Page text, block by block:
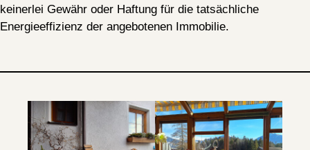
keinerlei Gewähr oder Haftung für die tatsächliche
Energieeffizienz der angebotenen Immobilie.